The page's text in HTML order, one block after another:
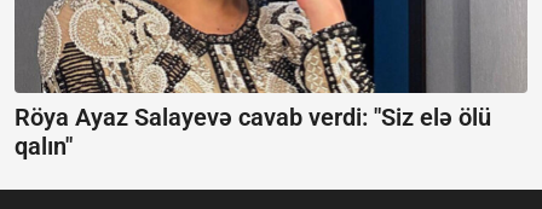
Röya Ayaz Salayevə cavab verdi: "Siz elə ölü
qalın"